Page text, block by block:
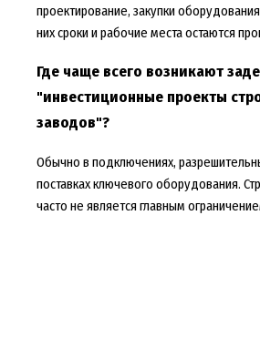
проектирование, закупки
них сроки и рабочие места остаются
Где чаще всего возникают
"инвестиционные проекты
заводов"?
Обычно в подключениях,
поставках ключевого оборудования.
часто не является главным